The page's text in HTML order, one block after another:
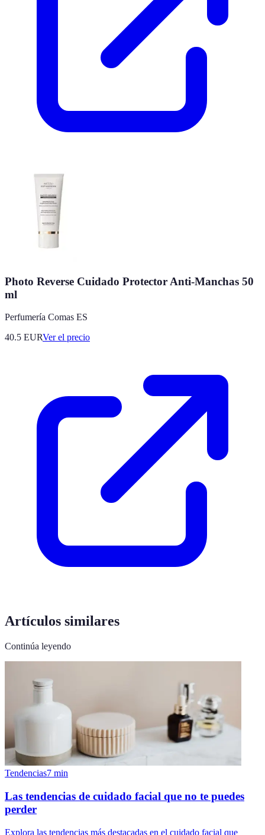
Photo Reverse Cuidado Protector Anti-Manchas 50
ml
Perfumería Comas ES
40.5 EURVer el precio
Artículos similares
Continúa leyendo
Tendencias7 min
Las tendencias de cuidado facial que no te puedes
perder
Explora las tendencias más destacadas en el cuidado facial que